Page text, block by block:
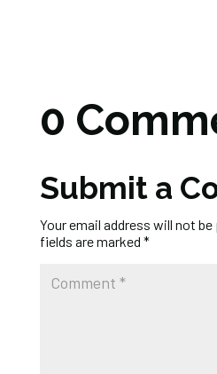
0
Submit a
Your email address will not be
fields are marked *